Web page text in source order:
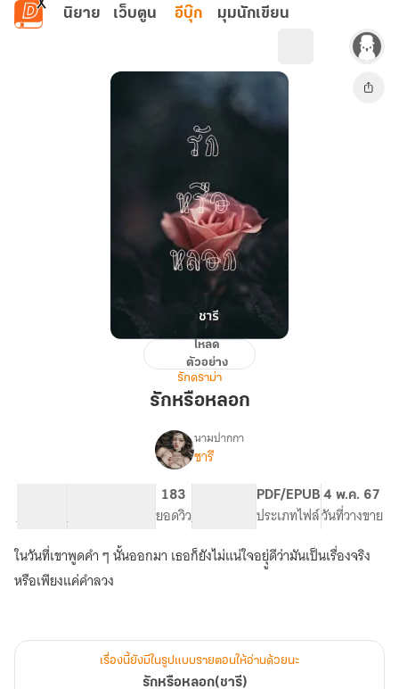
ข้ามไปยังเนื้อหาหลัก
นิยาย เว็บตูน อีบุ๊ก มุมนักเขียน
โหลด
ตัวอย่าง
รักดราม่า
รักหรือหลอก
เรื่อง
หลอก(ชารี)
นามปากกา
ชารี
จำนวนคำ จำนวนหน้า (A5)
183
ยอดวิวระดับเนื้อหา
PDF/EPUB
ประเภทไฟล์
4 พ.ค. 67
วันที่วางขาย
ในวันที่เขาพูดคำ ๆ นั้นออกมา เธอก็ยังไม่แน่ใจอยุู่ดีว่ามันเป็นเรื่องจริง
หรือเพียงแค่คำลวง
เรื่องนี้ยังมีในรูปแบบรายตอนให้อ่านด้วยนะ
รักหรือหลอก(ชารี)